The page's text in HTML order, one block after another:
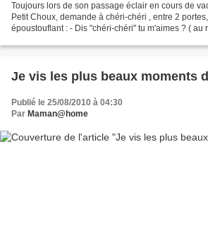
Toujours lors de son passage éclair en cours de
Petit Choux, demande à chéri-chéri , entre 2
époustouflant : - Dis "chéri-chéri" tu m'aimes ? ( au
Je vis les plus beaux moments
Publié le 25/08/2010 à 04:30
Par Maman@home